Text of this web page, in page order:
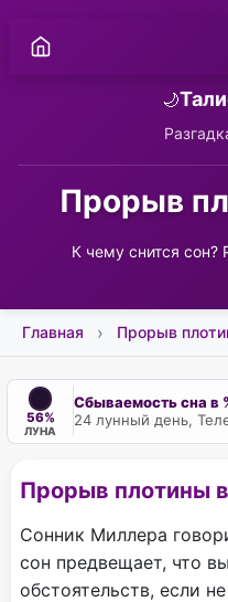
🌙
Прорыв
К чему снится сон?
Главная Прорыв
56%
ЛУНА
Сбываемость сна в
24 лунный день,
Прорыв плотины
Сонник Миллера
сон предвещает, что
обстоятельств, если